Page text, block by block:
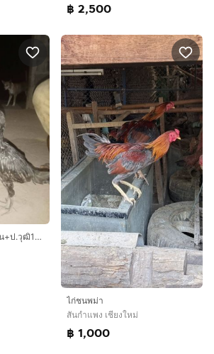
฿ 2,500
ไก่ชนพม่า หลานยียร์สนั่น+ป.วุฒิ100
ไก่ชนพม่า
สันกำแพง เชียงใหม่
฿ 1,000